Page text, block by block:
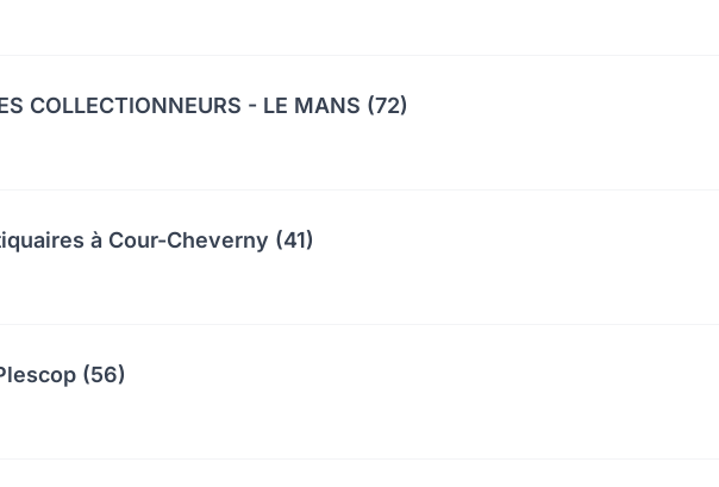
COLLECTIONNEURS - LE MANS (72)
à Cour-Cheverny (41)
(56)